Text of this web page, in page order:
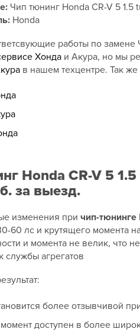
Чип тюнинг Honda CR-V 5 1.5
Honda
работы по
Хонда и Акура, но мы
в нашем техцентре. Так
Honda CR-V 5
за выезд.
изменения при чип-тюнинге
60 лс и крутящего момента
и момента не велик, что
службы агрегатов
более отзывчивой
доступен в более